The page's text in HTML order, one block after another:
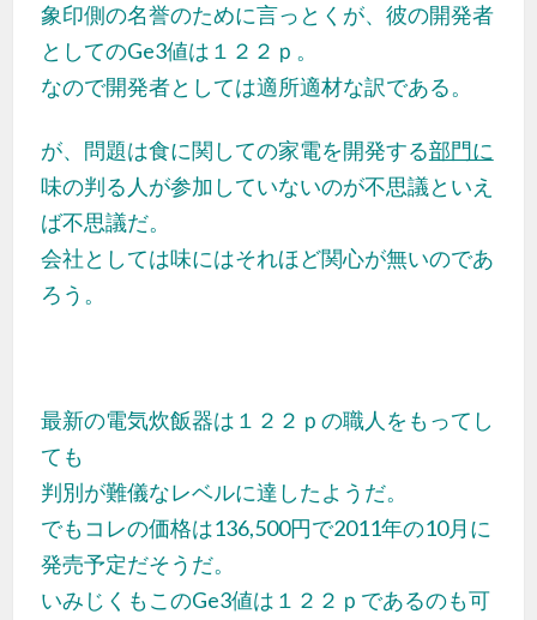
象印側の名誉のために言っとくが、彼の開発者
としてのGe3値は１２２ｐ。
なので開発者としては適所適材な訳である。
が、問題は食に関しての家電を開発する部門に
味の判る人が参加していないのが不思議といえ
ば不思議だ。
会社としては味にはそれほど関心が無いのであ
ろう。
最新の電気炊飯器は１２２ｐの職人をもってし
ても
判別が難儀なレベルに達したようだ。
でもコレの価格は136,500円で2011年の10月に
発売予定だそうだ。
いみじくもこのGe3値は１２２ｐであるのも可